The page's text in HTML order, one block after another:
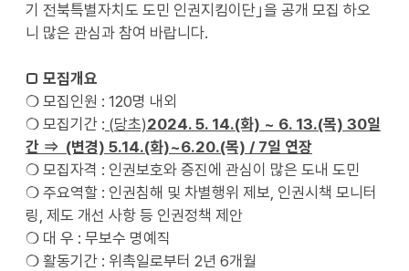
기 전북특별자치도 도민 인권지킴이단｣을 공개 모집 하오
니 많은 관심과 참여 바랍니다.
□ 모집개요
❍ 모집인원 : 120명 내외
❍ 모집기간 : (당초)2024. 5. 14.(화) ~ 6. 13.(목) 30일
간 ⇒ (변경) 5.14.(화)~6.20.(목) / 7일 연장
❍ 모집자격 : 인권보호와 증진에 관심이 많은 도내 도민
❍ 주요역할 : 인권침해 및 차별행위 제보, 인권시책 모니터
링, 제도 개선 사항 등 인권정책 제안
❍ 대 우 : 무보수 명예직
❍ 활동기간 : 위촉일로부터 2년 6개월